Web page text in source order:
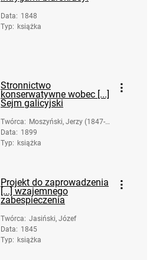
Data: 1848
Typ: książka
Stronnictwo
konserwatywne wobec [...]
Sejm galicyjski
Twórca: Moszyński, Jerzy (1847-1
924)
Data: 1899
Typ: książka
Projekt do zaprowadzenia
[...] wzajemnego
zabespieczenia
Twórca: Jasiński, Józef
Data: 1845
Typ: książka